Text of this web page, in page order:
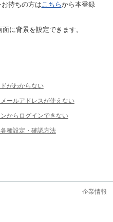
持ちの方はこちらから本登録
に背景を設定できます。
がわからない
ールアドレスが使えない
からログインできない
種設定・確認方法
企業情報